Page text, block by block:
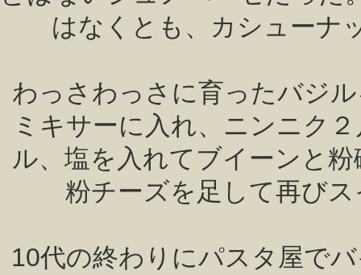
はなくとも、カシューナ
わっさわっさに育ったバジ
ミキサーに入れ、ニンニク
ル、塩を入れてブイーンと
粉チーズを足して再び
10代の終わりにパスタ屋で